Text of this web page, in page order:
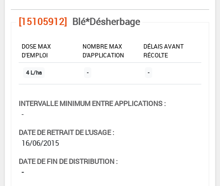
[15105912] Blé*Désherbage
DOSE MAX
D'EMPLOI
NOMBRE MAX
D'APPLICATION
DÉLAIS AVANT
RÉCOLTE
4 L/ha - -
INTERVALLE MINIMUM ENTRE APPLICATIONS :
-
DATE DE RETRAIT DE L'USAGE :
16/06/2015
DATE DE FIN DE DISTRIBUTION :
-